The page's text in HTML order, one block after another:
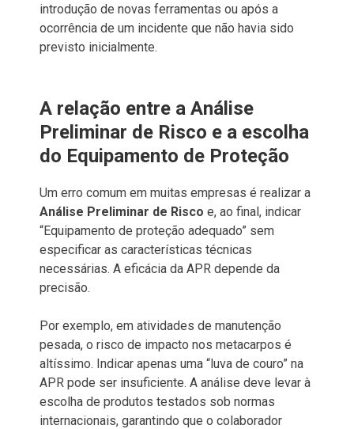
introdução de novas ferramentas ou após a
ocorrência de um incidente que não havia sido
previsto inicialmente.
A relação entre a Análise
Preliminar de Risco e a escolha
do Equipamento de Proteção
Um erro comum em muitas empresas é realizar a
Análise Preliminar de Risco e, ao final, indicar
“Equipamento de proteção adequado” sem
especificar as características técnicas
necessárias. A eficácia da APR depende da
precisão.
Por exemplo, em atividades de manutenção
pesada, o risco de impacto nos metacarpos é
altíssimo. Indicar apenas uma “luva de couro” na
APR pode ser insuficiente. A análise deve levar à
escolha de produtos testados sob normas
internacionais, garantindo que o colaborador